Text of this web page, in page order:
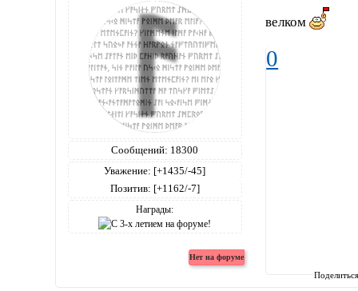
Сообщений: 18300
Уважение: [+1435/-45]
Позитив: [+1162/-7]
Награды:
велком
0